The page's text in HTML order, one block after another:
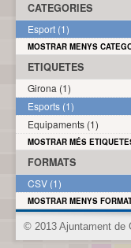
CATEGORIES
Esport (1)
MOSTRAR MENYS
ETIQUETES
Girona (1)
Esports (1)
Equipaments (1)
MOSTRAR MÉS
FORMATS
CSV (1)
MOSTRAR MENYS
© 2013 Ajuntament de